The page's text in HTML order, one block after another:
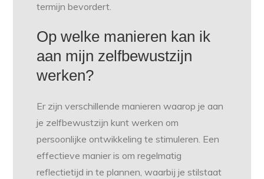
termijn bevordert.
Op welke manieren kan ik
aan mijn zelfbewustzijn
werken?
Er zijn verschillende manieren waarop je aan
je zelfbewustzijn kunt werken om
persoonlijke ontwikkeling te stimuleren. Een
effectieve manier is om regelmatig
reflectietijd in te plannen, waarbij je stilstaat